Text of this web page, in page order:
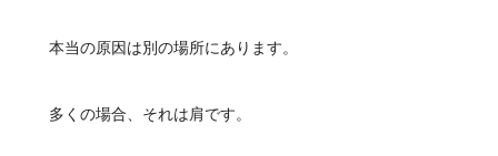
本当の原因は別の場所にあります。
多くの場合、それは肩です。